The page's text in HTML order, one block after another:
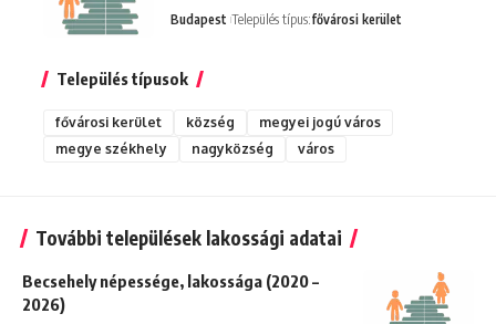
Budapest Település típus:fővárosi kerület
Település típusok
fővárosi kerület község
megyei jogú város
megye székhely
nagyközség város
További települések lakossági adatai
Becsehely népessége, lakossága (2020 –
2026)